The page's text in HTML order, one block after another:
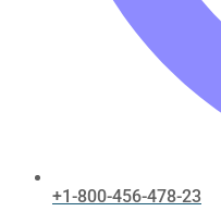
+1-800-456-478-23